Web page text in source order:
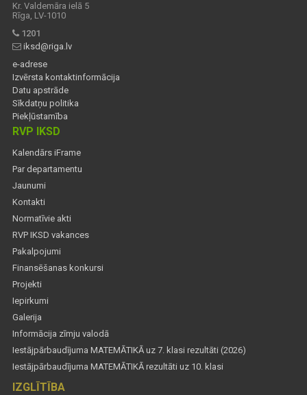
Kr. Valdemāra ielā 5
Rīga, LV-1010
1201
iksd@riga.lv
e-adrese
Izvērsta kontaktinformācija
Datu apstrāde
Sīkdatņu politika
Piekļūstamība
RVP IKSD
Kalendārs iFrame
Par departamentu
Jaunumi
Kontakti
Normatīvie akti
RVP IKSD vakances
Pakalpojumi
Finansēšanas konkursi
Projekti
Iepirkumi
Galerija
Informācija zīmju valodā
Iestājpārbaudījuma MATEMĀTIKĀ uz 7. klasi rezultāti (2026)
Iestājpārbaudījuma MATEMĀTIKĀ rezultāti uz 10. klasi
IZGLĪTĪBA